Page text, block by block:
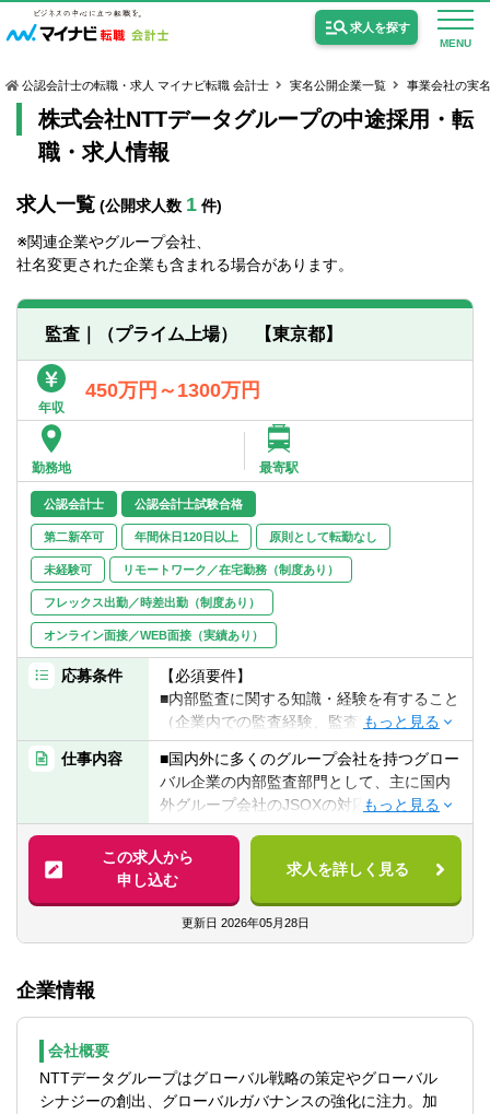
MENU
求人を探す
USCPA（米国公認会計士）の求人
個別転職相談会・セミナー
転職お役立ち情報
ご利用ガイド
非公開求人とは？
サービス紹介
業界情報
求人情報
公認会計士の転職・求人 マイナビ転職 会計士 実名公開企業一覧 事業会社の実
株式会社NTTデータグループの中途採用・転
職・求人情報
求人一覧 (公開求人数 1 件)
※関連企業やグループ会社、
社名変更された企業も含まれる場合があります。
監査｜（プライム上場） 【東京都】
年収
450万円～1300万円
勤務地 最寄駅
公認会計士 公認会計士試験合格
第二新卒可 年間休日120日以上 原則として転勤なし
未経験可 リモートワーク／在宅勤務（制度あり）
フレックス出勤／時差出勤（制度あり）
オンライン面接／WEB面接（実績あり）
応募条件
【必須要件】
■内部監査に関する知識・経験を有すること
（企業内での監査経験、監査法人での監査
経験等）
■ビジネスレベルの英会話（英語での会議、
メール、インタビューなど）
【歓迎条件】
■海外に本社機能を持つ企業グループにおけ
る内部監査経験、海外に子会社がある企業
グループでの内部監査経験など
■他言語力：英語、中国語、スペイン語
公認会計士、USCPA等
仕事内容
■国内外に多くのグループ会社を持つグロー
バル企業の内部監査部門として、主に国内
外グループ会社のJSOXの対応や内部監査を
行う。
■社内の監査チームのみでなく、海外グルー
プ会社の監査部門や監査の窓口となる組織
と連携の上、同グループの内部統制の評価
を推進する。
の監査部門と協力しながら企業グループ全
体でのリスク低減に向けた内部監査活動を
この求人から
申し込む
求人を詳しく見る
更新日 2026年05月28日
企業情報
会社概要
NTTデータグループはグローバル戦略の策定やグローバル
シナジーの創出、グローバルガバナンスの強化に注力。加